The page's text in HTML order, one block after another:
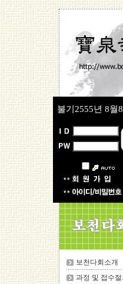
불기2555년 8월
보천다회소개
과정 및 접수절